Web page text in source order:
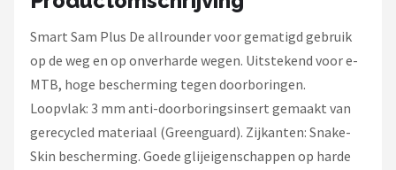
Alle merken →
Smart Sam Plus De allrounder voor gematigd gebruik
op de weg en op onverharde wegen. Uitstekend voor e-
MTB, hoge bescherming tegen doorboringen.
Loopvlak: 3 mm anti-doorboringsinsert gemaakt van
gerecycled materiaal (Greenguard). Zijkanten: Snake-
Skin bescherming. Goede glijeigenschappen op harde